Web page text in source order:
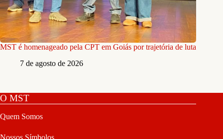
MST é homenageado pela CPT em Goiás por trajetória de luta
7 de agosto de 2026
O MST
Quem Somos
Nossos Símbolos